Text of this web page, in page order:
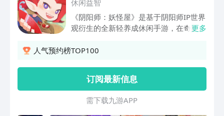
浸斗技对战☆ 3D半即时回合制战斗，在
极具打击感的画面中畅享战斗的快感。跨
越次元，体验无限可能。
休闲益智
《阴阳师：妖怪屋》是基于阴阳师IP世界
观衍生的全新轻养成休闲手游，在奇妙的
草……大家熟悉的式神们纷纷化身为萌态
家主，照顾小妖怪们的生活起居，建设和
布置自己的庭院，了解不同小妖怪的喜怒
哀乐，以及管理庭院中的大小事务，发掘
更多
人气预约榜TOP100
订阅最新信息
需 下 载 九 游 A P P